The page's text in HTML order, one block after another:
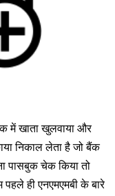
में खाता खुलवाया और
निकाल लेता है जो बैंक
पासबुक चेक किया तो
ही एनएमएमबी के बारे